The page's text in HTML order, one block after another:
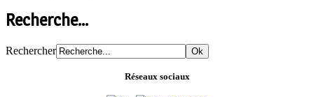
Recherche...
Rechercher
Réseaux sociaux